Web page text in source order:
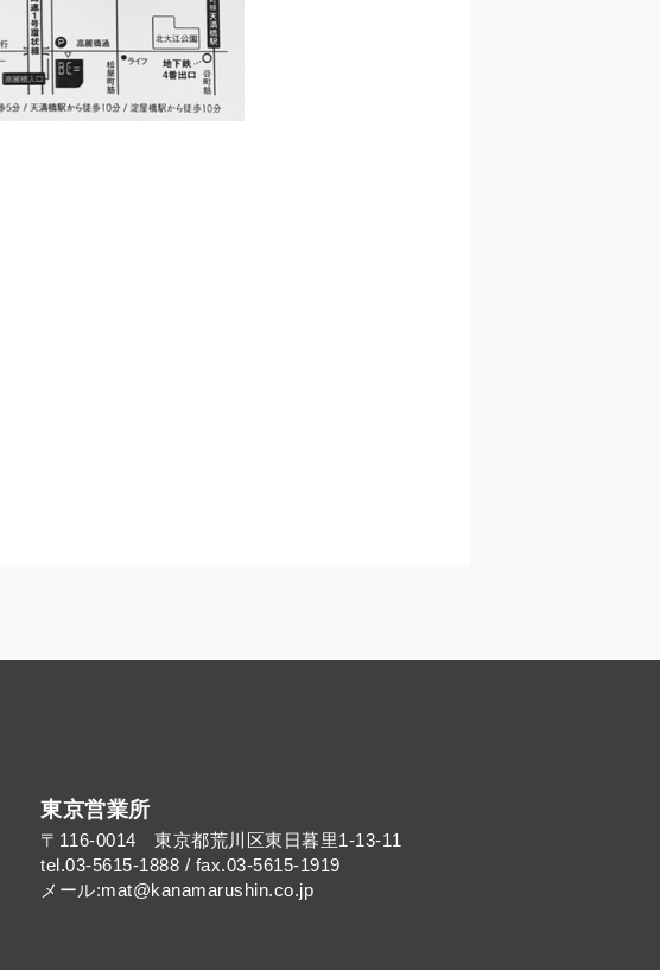
東京営業所
〒116-0014 東京都荒川区東日暮里1-13-11
tel.03-5615-1888 / fax.03-5615-1919
メール:mat@kanamarushin.co.jp